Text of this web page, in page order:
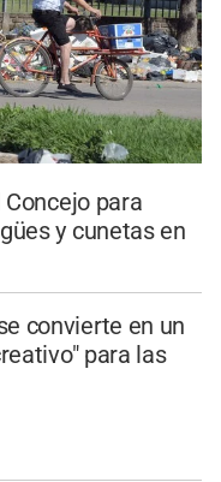
para
y cunetas en
convierte en un
para las